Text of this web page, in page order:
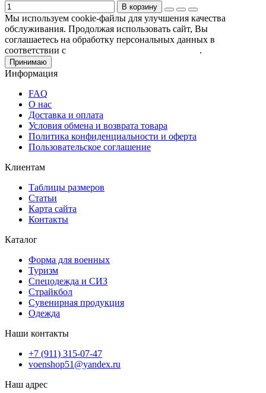
В корзину
Мы используем cookie-файлы для улучшения качества
обслуживания. Продолжая использовать сайт, Вы
соглашаетесь на обработку персональных данных в
соответствии с
.
Принимаю
Информация
FAQ
О нас
Доставка и оплата
Условия обмена и возврата товара
Политика конфиденциальности и оферта
Пользовательское соглашение
Клиентам
Таблицы размеров
Статьи
Карта сайта
Контакты
Каталог
Форма для военных
Туризм
Спецодежда и СИЗ
Страйкбол
Сувенирная продукция
Одежда
Наши контакты
+7 (911) 315-07-47
voenshop51@yandex.ru
Наш адрес